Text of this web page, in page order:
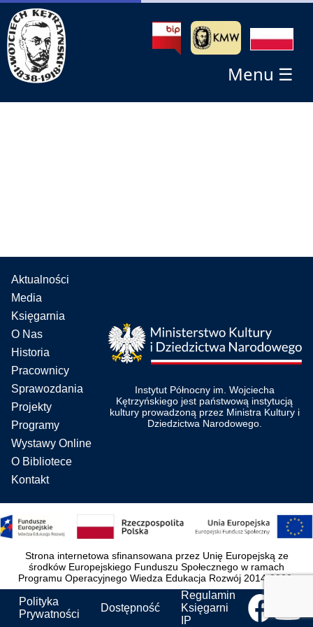
Menu ☰
Aktualności
Media
Księgarnia
O Nas
Historia
Pracownicy
Sprawozdania
Projekty
Programy
Wystawy Online
O Bibliotece
Kontakt
Instytut Północny im. Wojciecha
Kętrzyńskiego jest państwową instytucją
kultury prowadzoną przez Ministra Kultury i
Dziedzictwa Narodowego.
Strona internetowa sfinansowana przez Unię Europejską ze
środków Europejskiego Funduszu Społecznego w ramach
Programu Operacyjnego Wiedza Edukacja Rozwój 2014-2020.
Polityka
Prywatności
Dostępność
Regulamin
Księgarni
IP